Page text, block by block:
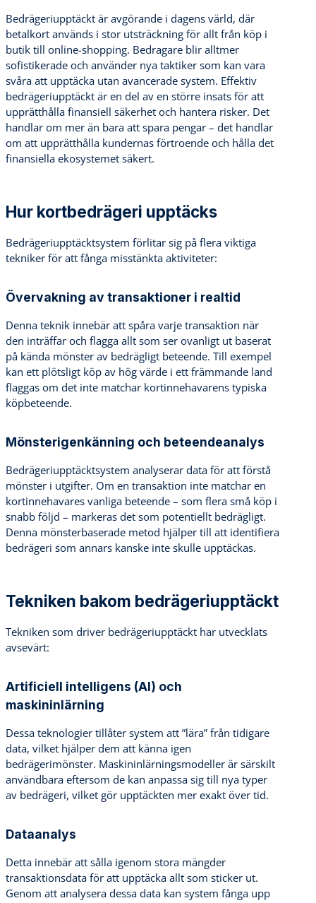
Bedrägeriupptäckt är avgörande i dagens värld, där
betalkort används i stor utsträckning för allt från köp i
butik till online-shopping. Bedragare blir alltmer
sofistikerade och använder nya taktiker som kan vara
svåra att upptäcka utan avancerade system. Effektiv
bedrägeriupptäckt är en del av en större insats för att
upprätthålla finansiell säkerhet och hantera risker. Det
handlar om mer än bara att spara pengar – det handlar
om att upprätthålla kundernas förtroende och hålla det
finansiella ekosystemet säkert.
Hur kortbedrägeri upptäcks
Bedrägeriupptäcktsystem förlitar sig på flera viktiga
tekniker för att fånga misstänkta aktiviteter:
Övervakning av transaktioner i realtid
Denna teknik innebär att spåra varje transaktion när
den inträffar och flagga allt som ser ovanligt ut baserat
på kända mönster av bedrägligt beteende. Till exempel
kan ett plötsligt köp av hög värde i ett främmande land
flaggas om det inte matchar kortinnehavarens typiska
köpbeteende.
Mönsterigenkänning och beteendeanalys
Bedrägeriupptäcktsystem analyserar data för att förstå
mönster i utgifter. Om en transaktion inte matchar en
kortinnehavares vanliga beteende – som flera små köp i
snabb följd – markeras det som potentiellt bedrägligt.
Denna mönsterbaserade metod hjälper till att identifiera
bedrägeri som annars kanske inte skulle upptäckas.
Tekniken bakom bedrägeriupptäckt
Tekniken som driver bedrägeriupptäckt har utvecklats
avsevärt:
Artificiell intelligens (AI) och
maskininlärning
Dessa teknologier tillåter system att ”lära” från tidigare
data, vilket hjälper dem att känna igen
bedrägerimönster. Maskininlärningsmodeller är särskilt
användbara eftersom de kan anpassa sig till nya typer
av bedrägeri, vilket gör upptäckten mer exakt över tid.
Dataanalys
Detta innebär att sålla igenom stora mängder
transaktionsdata för att upptäcka allt som sticker ut.
Genom att analysera dessa data kan system fånga upp